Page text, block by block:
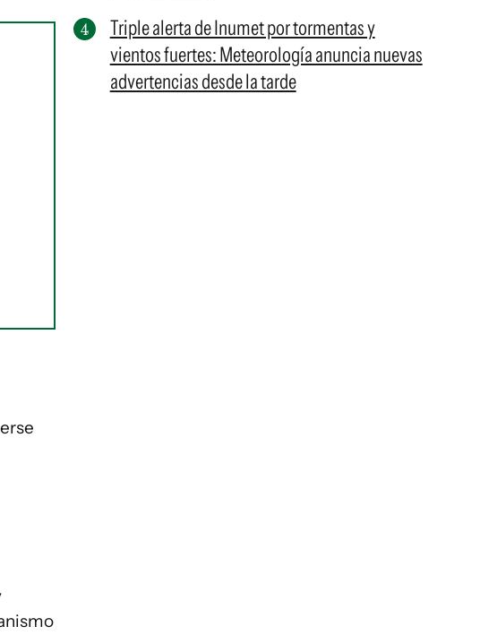
Triple alerta de Inumet por tormentas y
vientos fuertes: Meteorología anuncia nuevas
advertencias desde la tarde